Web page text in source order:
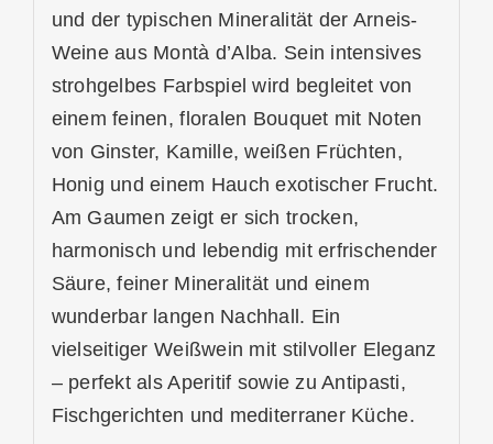
und der typischen Mineralität der Arneis-
Weine aus Montà d’Alba. Sein intensives
strohgelbes Farbspiel wird begleitet von
einem feinen, floralen Bouquet mit Noten
von Ginster, Kamille, weißen Früchten,
Honig und einem Hauch exotischer Frucht.
Am Gaumen zeigt er sich trocken,
harmonisch und lebendig mit erfrischender
Säure, feiner Mineralität und einem
wunderbar langen Nachhall. Ein
vielseitiger Weißwein mit stilvoller Eleganz
– perfekt als Aperitif sowie zu Antipasti,
Fischgerichten und mediterraner Küche.